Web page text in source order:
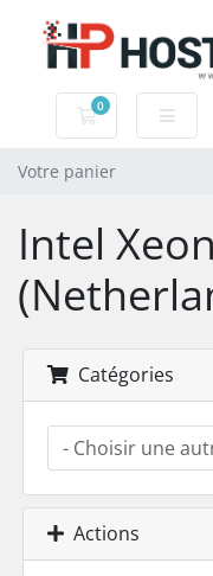
0
Votre panier
Votre panier
Intel
Catégories
Actions